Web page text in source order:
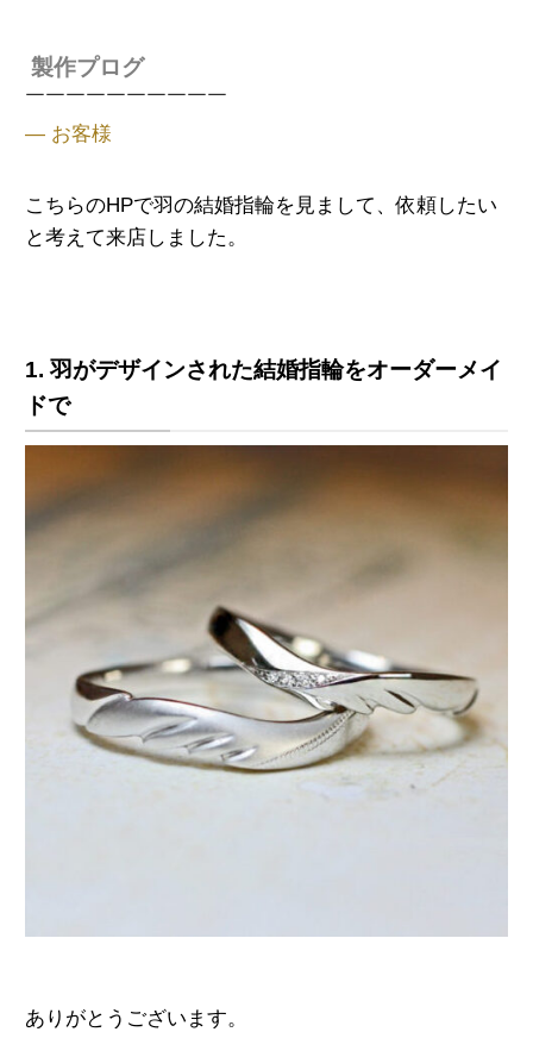
製作プログ
￣￣￣￣￣￣￣￣￣￣
— お客様
こちらのHPで羽の結婚指輪を見まして、依頼したい
と考えて来店しました。
1. 羽がデザインされた結婚指輪をオーダーメイ
ドで
ありがとうございます。